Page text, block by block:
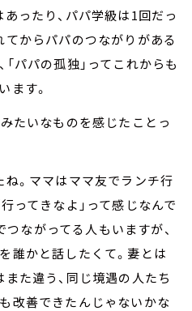
ったり、パパ学級は1回だっ
てからパパのつながりがある
パパの孤独」ってこれからも
ます。
たいなものを感じたことっ
ね。ママはママ友でランチ行
ってきなよ」って感じなんで
ながってる人もいますが、
誰かと話したくて。妻とは
た違う、同じ境遇の人たち
改善できたんじゃないかな